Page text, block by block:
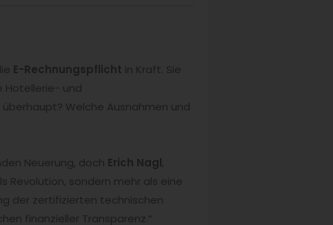
E-Rechnungspflicht in Kraft. Sie
Hotellerie- und
Welche Ausnahmen und
Neuerung, doch Erich Nagl,
Revolution, sondern mehr als eine
der zertifizierten technischen
finanzieller Transparenz.“